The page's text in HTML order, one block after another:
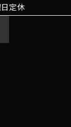
性情
いた
歴，
用日
を指
定休